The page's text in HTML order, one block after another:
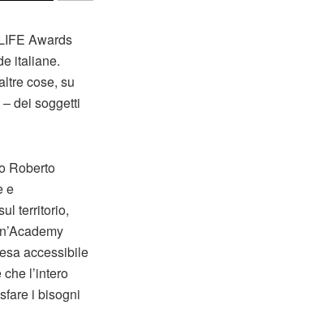
Awards
italiane.
cose, su
dei soggetti
Roberto
e
territorio,
accessibile
l’intero
i bisogni